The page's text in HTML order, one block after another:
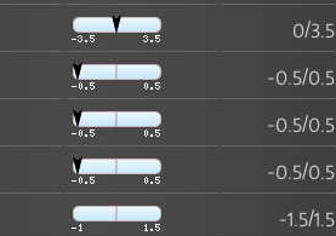
0/3.5
-0.5/0.5
-0.5/0.5
-0.5/0.5
-1.5/1.5